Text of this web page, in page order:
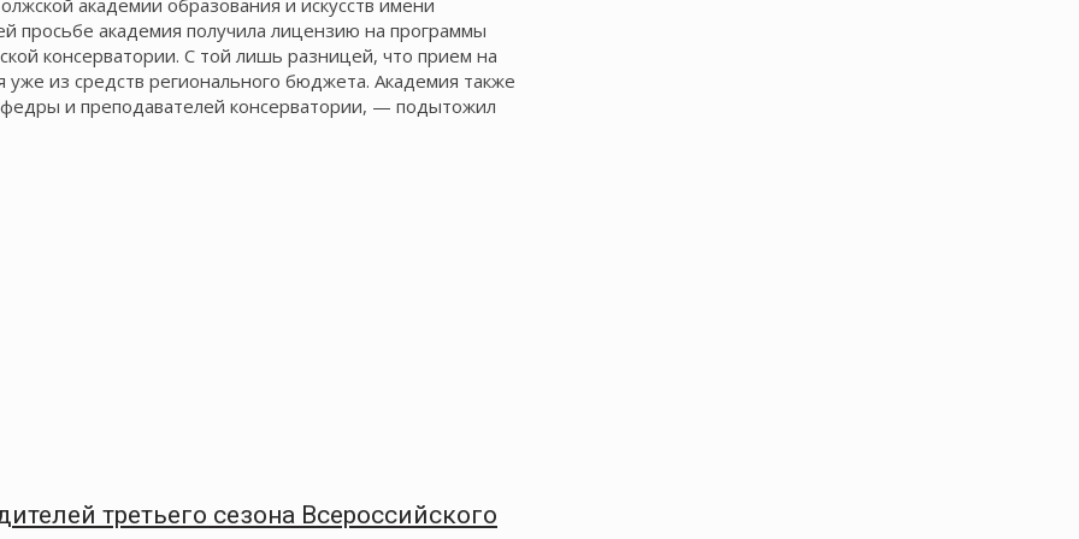
академии образования и искусств имени
просьбе академия получила лицензию на программы
консерватории. С той лишь разницей, что прием на
из средств регионального бюджета. Академия также
и преподавателей консерватории, — подытожил
третьего сезона Всероссийского